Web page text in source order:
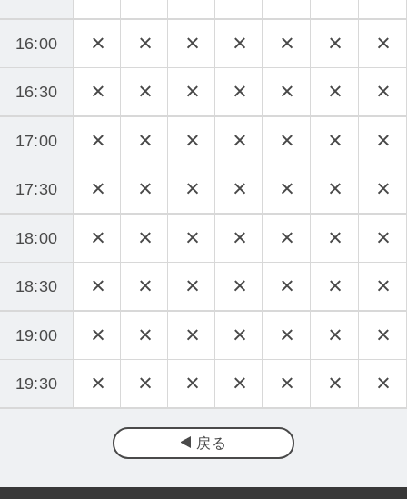
16:00
16:30
17:00
17:30
18:00
18:30
19:00
19:30
戻る